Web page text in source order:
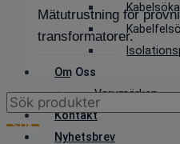
Om Oss
Varumärken
Kontakt
Nyhetsbrev
Mätutrustning för
transformatorer.
Products
search
SÖK